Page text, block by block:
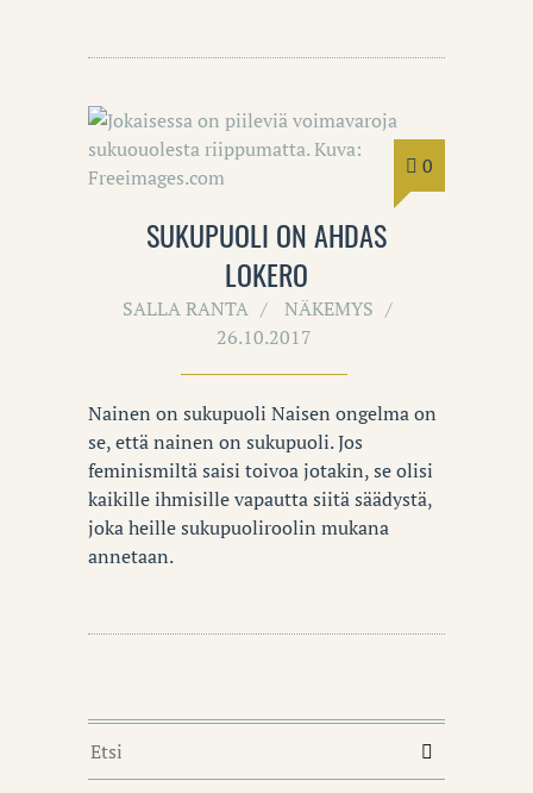
0
SUKUPUOLI ON AHDAS
LOKERO
SALLA RANTA
NÄKEMYS
26.10.2017
Nainen on sukupuoli Naisen ongelma on
se, että nainen on sukupuoli. Jos
feminismiltä saisi toivoa jotakin, se olisi
kaikille ihmisille vapautta siitä säädystä,
joka heille sukupuoliroolin mukana
annetaan.